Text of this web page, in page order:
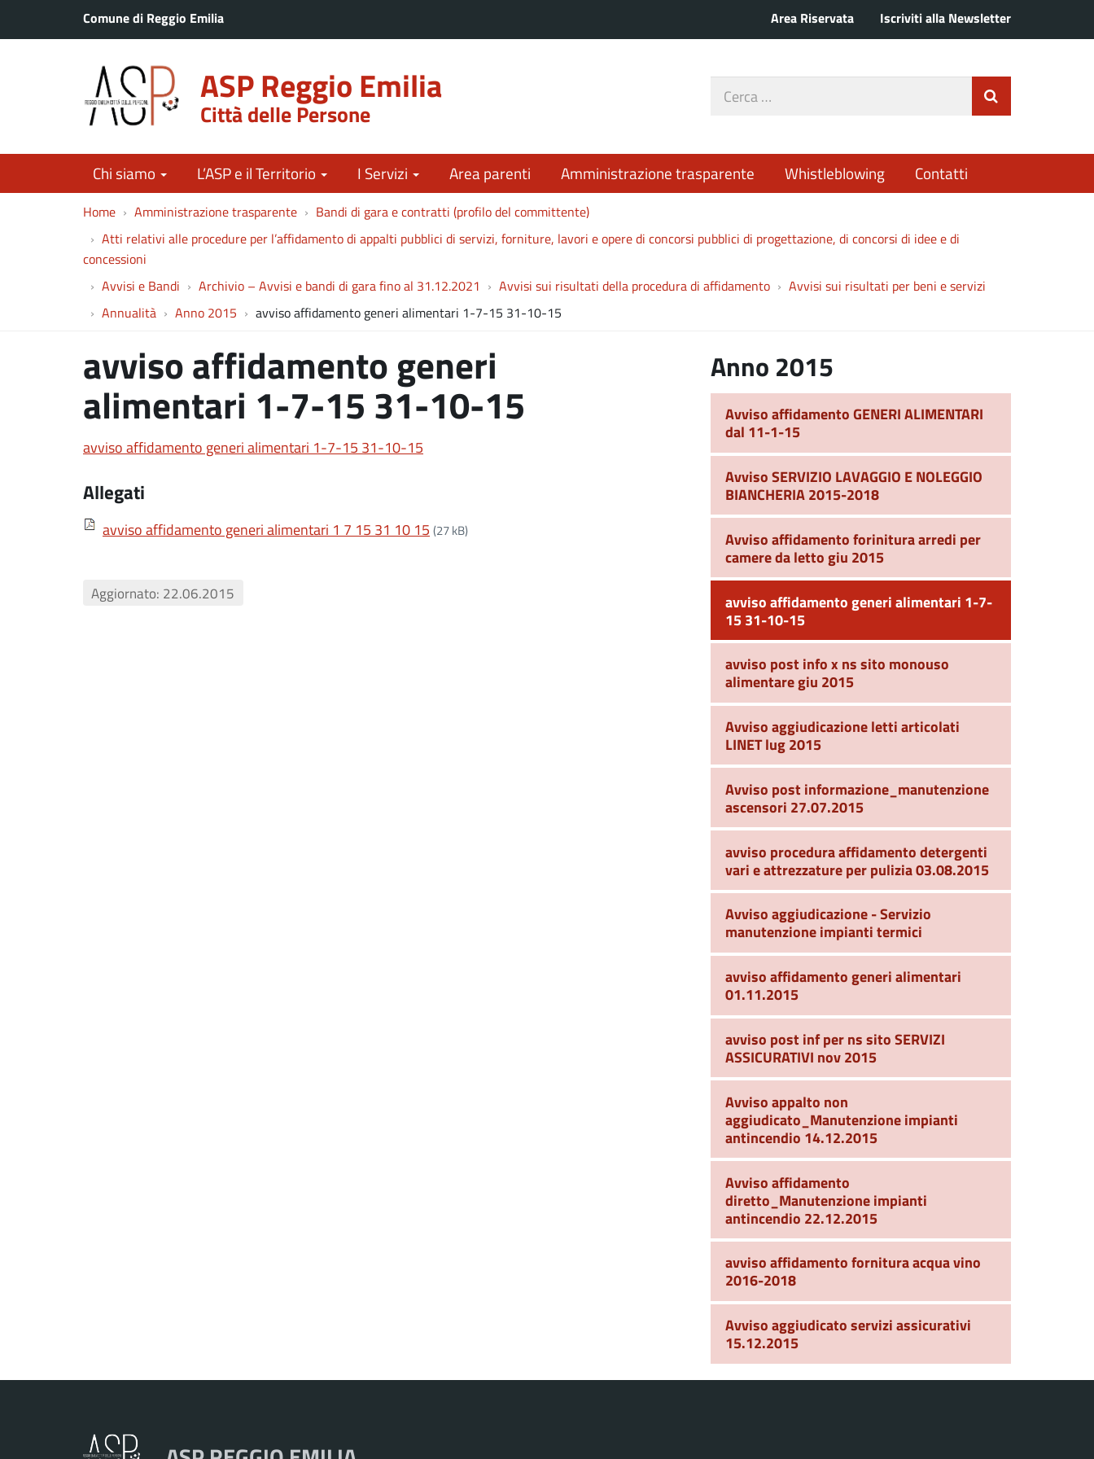
Comune di Reggio Emilia Area Riservata Iscriviti alla Newsletter
ASP Reggio Emilia
Città delle Persone
Cerca
Chi siamo L’ASP e il Territorio I Servizi Area parenti Amministrazione trasparente Whistleblowing Contatti
Home Amministrazione trasparente
Bandi di gara e contratti (profilo del committente)
Atti relativi alle procedure per l’affidamento di appalti pubblici di servizi, forniture, lavori e opere di concorsi pubblici di progettazione, di concorsi di idee e di
concessioni
Avvisi e Bandi
Archivio – Avvisi e bandi di gara fino al 31.12.2021 Avvisi sui risultati della procedura di affidamento
Avvisi sui risultati per beni e servizi
Annualità
Anno 2015 avviso affidamento generi alimentari 1-7-15 31-10-15
avviso affidamento generi
alimentari 1-7-15 31-10-15
avviso affidamento generi alimentari 1-7-15 31-10-15
Allegati
avviso affidamento generi alimentari 1 7 15 31 10 15 (27 kB)
Aggiornato: 22.06.2015
Anno 2015
Avviso affidamento GENERI ALIMENTARI
dal 11-1-15
Avviso SERVIZIO LAVAGGIO E NOLEGGIO
BIANCHERIA 2015-2018
Avviso affidamento forinitura arredi per
camere da letto giu 2015
avviso affidamento generi alimentari 1-7-
15 31-10-15
avviso post info x ns sito monouso
alimentare giu 2015
Avviso aggiudicazione letti articolati
LINET lug 2015
Avviso post informazione_manutenzione
ascensori 27.07.2015
avviso procedura affidamento detergenti
vari e attrezzature per pulizia 03.08.2015
Avviso aggiudicazione - Servizio
manutenzione impianti termici
avviso affidamento generi alimentari
01.11.2015
avviso post inf per ns sito SERVIZI
ASSICURATIVI nov 2015
Avviso appalto non
aggiudicato_Manutenzione impianti
antincendio 14.12.2015
Avviso affidamento
diretto_Manutenzione impianti
antincendio 22.12.2015
avviso affidamento fornitura acqua vino
2016-2018
Avviso aggiudicato servizi assicurativi
15.12.2015